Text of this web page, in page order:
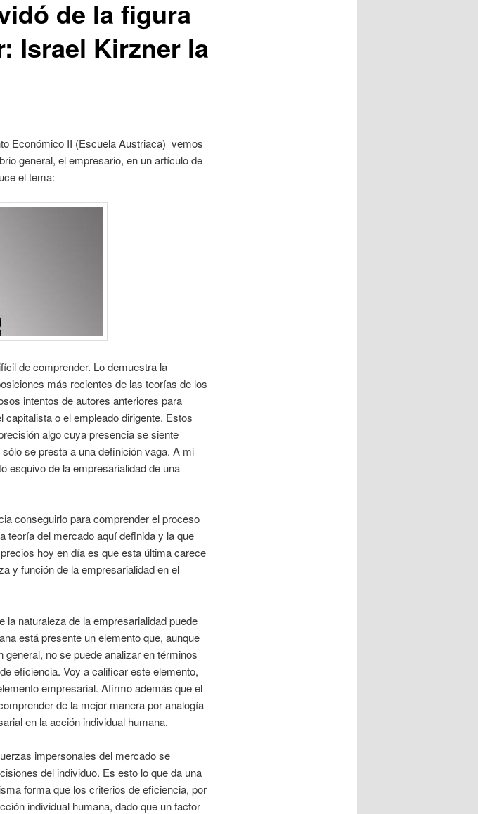
de la figura
Israel Kirzner la
Económico II (Escuela Austriaca) vemos
general, el empresario, en un artículo de
el tema:
de comprender. Lo demuestra la
más recientes de las teorías de los
intentos de autores anteriores para
o el empleado dirigente. Estos
algo cuya presencia se siente
se presta a una definición vaga. A mi
esquivo de la empresarialidad de una
conseguirlo para comprender el proceso
teoría del mercado aquí definida y la que
hoy en día es que esta última carece
y función de la empresarialidad en el
naturaleza de la empresarialidad puede
está presente un elemento que, aunque
no se puede analizar en términos
eficiencia. Voy a calificar este elemento,
empresarial. Afirmo además que el
de la mejor manera por analogía
en la acción individual humana.
impersonales del mercado se
del individuo. Es esto lo que da una
forma que los criterios de eficiencia, por
individual humana, dado que un factor